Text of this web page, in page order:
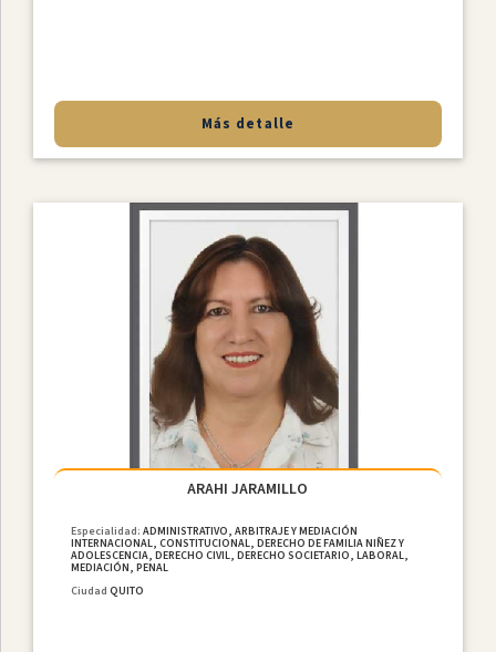
Más detalle
ARAHI JARAMILLO
Especialidad:ADMINISTRATIVO, ARBITRAJE Y MEDIACIÓN
INTERNACIONAL, CONSTITUCIONAL, DERECHO DE FAMILIA NIÑEZ Y
ADOLESCENCIA, DERECHO CIVIL, DERECHO SOCIETARIO, LABORAL,
MEDIACIÓN, PENAL
Ciudad QUITO